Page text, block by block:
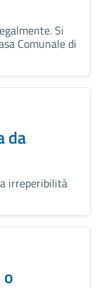
Si
Comunale di
da
irreperibilità